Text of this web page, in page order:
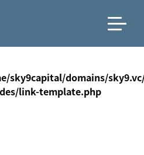
sky9capital/domains/
link-template.php